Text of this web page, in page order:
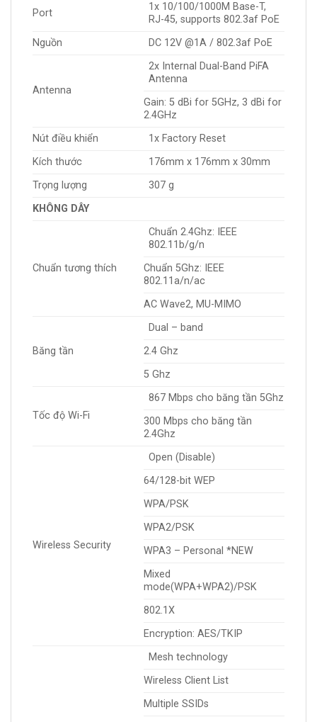
Port
1x 10/100/1000M Base-T,
RJ-45, supports 802.3af PoE
Nguồn
DC 12V @1A / 802.3af PoE
Antenna
2x Internal Dual-Band PiFA
Antenna
Gain: 5 dBi for 5GHz, 3 dBi for
2.4GHz
Nút điều khiển
1x Factory Reset
Kích thước
176mm x 176mm x 30mm
Trọng lượng
307 g
KHÔNG DÂY
Chuẩn tương thích
Chuẩn 2.4Ghz: IEEE
802.11b/g/n
Chuẩn 5Ghz: IEEE
802.11a/n/ac
AC Wave2, MU-MIMO
Băng tần
Dual – band
2.4 Ghz
5 Ghz
Tốc độ Wi-Fi
867 Mbps cho băng tần 5Ghz
300 Mbps cho băng tần
2.4Ghz
Wireless Security
Open (Disable)
64/128-bit WEP
WPA/PSK
WPA2/PSK
WPA3 – Personal *NEW
Mixed
mode(WPA+WPA2)/PSK
802.1X
Encryption: AES/TKIP
Mesh technology
Wireless Client List
Multiple SSIDs